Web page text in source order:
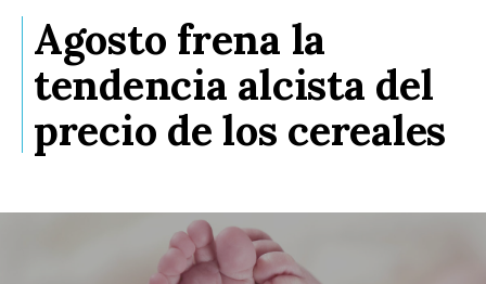
Agosto frena la
tendencia alcista del
precio de los cereales